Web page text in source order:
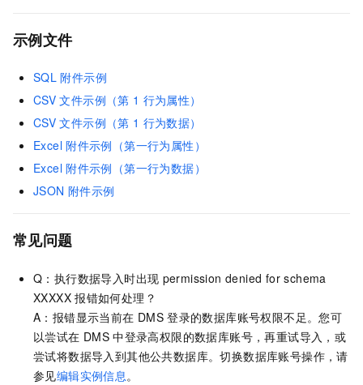
示例文件
SQL 附件示例
CSV 文件示例（第 1 行为属性）
CSV 文件示例（第 1 行为数据）
Excel 附件示例（第一行为属性）
Excel 附件示例（第一行为数据）
JSON 附件示例
常见问题
Q：执行数据导入时出现 permission denied for schema
XXXXX 报错如何处理？
A：报错显示当前在 DMS 登录的数据库账号权限不足。您可
以尝试在 DMS 中登录高权限的数据库账号，再重试导入，或
尝试将数据导入到其他公共数据库。切换数据库账号操作，请
参见编辑实例信息 。